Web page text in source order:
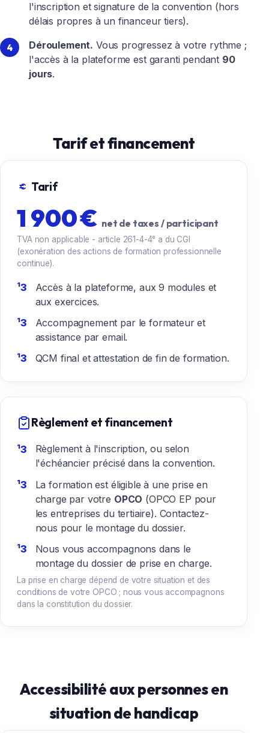
l'inscription et signature de la convention (hors
délais propres à un financeur tiers).
Déroulement. Vous progressez à votre rythme ;
l'accès à la plateforme est garanti pendant 90
jours.
Tarif et financement
Tarif
1 900 € net de taxes / participant
TVA non applicable - article 261-4-4° a du CGI
(exonération des actions de formation professionnelle
continue).
Accès à la plateforme, aux 9 modules et
aux exercices.
Accompagnement par le formateur et
assistance par email.
QCM final et attestation de fin de formation.
Règlement et financement
Règlement à l'inscription, ou selon
l'échéancier précisé dans la convention.
La formation est éligible à une prise en
charge par votre OPCO (OPCO EP pour
les entreprises du tertiaire). Contactez-
nous pour le montage du dossier.
Nous vous accompagnons dans le
montage du dossier de prise en charge.
La prise en charge dépend de votre situation et des
conditions de votre OPCO ; nous vous accompagnons
dans la constitution du dossier.
Accessibilité aux personnes en
situation de handicap